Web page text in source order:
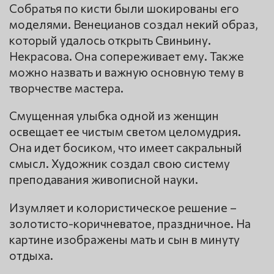
Собратья по кисти были шокированы его
моделями. Венецианов создал некий образ,
который удалось открыть Свиньину.
Некрасова. Она сопереживает ему. Также
можно назвать и важную основную тему в
творчестве мастера.
Смущенная улыбка одной из женщин
освещает ее чистым светом целомудрия.
Она идет босиком, что имеет сакральный
смысл. Художник создал свою систему
преподавания живописной науки.
Изумляет и колористическое решение –
золотисто-коричневатое, праздничное. На
картине изображены мать и сын в минуту
отдыха.